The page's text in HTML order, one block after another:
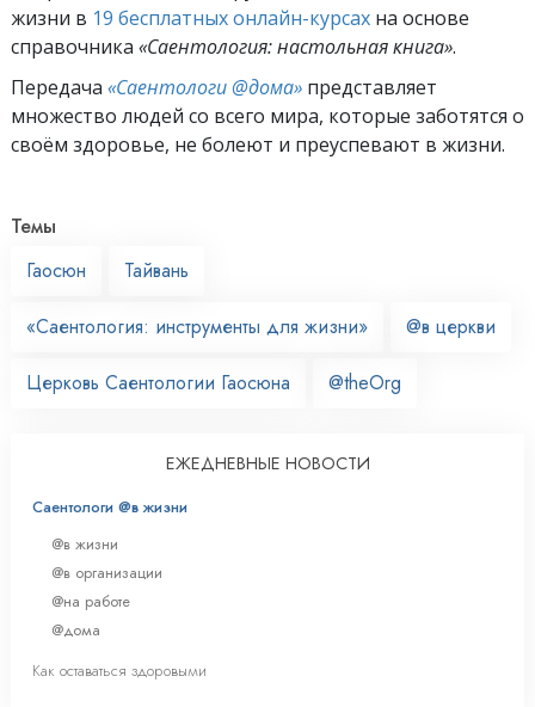
жизни в 19 бесплатных онлайн-курсах на основе
справочника «Саентология: настольная книга».
Передача «Саентологи @дома» представляет
множество людей со всего мира, которые заботятся о
своём здоровье, не болеют и преуспевают в жизни.
Темы
Гаосюн
Тайвань
«Саентология: инструменты для жизни» @в церкви
Церковь Саентологии Гаосюна @theOrg
ЕЖЕДНЕВНЫЕ НОВОСТИ
Саентологи @в жизни
@в жизни
@в организации
@на работе
@дома
Как оставаться здоровыми